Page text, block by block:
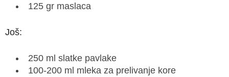
125 gr maslaca
Još:
250 ml slatke pavlake
100-200 ml mleka za prelivanje kore